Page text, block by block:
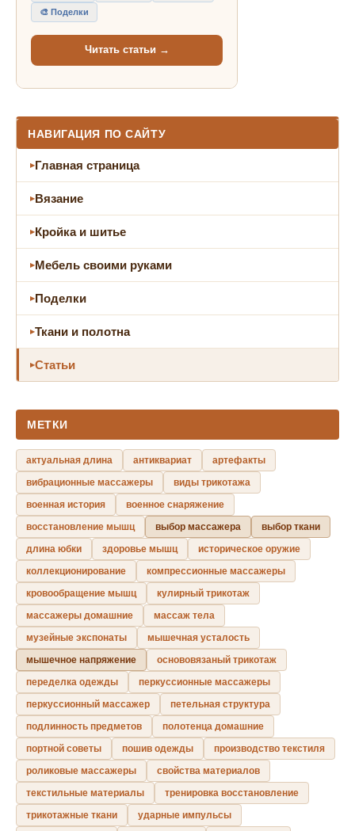
🎨 Поделки
Читать статьи →
НАВИГАЦИЯ ПО САЙТУ
Главная страница
Вязание
Кройка и шитье
Мебель своими руками
Поделки
Ткани и полотна
Статьи
МЕТКИ
актуальная длина антиквариат
артефакты
вибрационные массажеры
виды трикотажа
военная история
военное снаряжение
восстановление мышц
выбор массажера
выбор ткани
длина юбки
здоровье мышц
историческое оружие
коллекционирование
компрессионные массажеры
кровообращение мышц
кулирный трикотаж
массажеры домашние
массаж тела
музейные экспонаты
мышечная усталость
мышечное напряжение
основовязаный трикотаж
переделка одежды
перкуссионные массажеры
перкуссионный массажер
петельная структура
подлинность предметов
полотенца домашние
портной советы
пошив одежды
производство текстиля
роликовые массажеры
свойства материалов
текстильные материалы
тренировка восстановление
трикотажные ткани
ударные импульсы